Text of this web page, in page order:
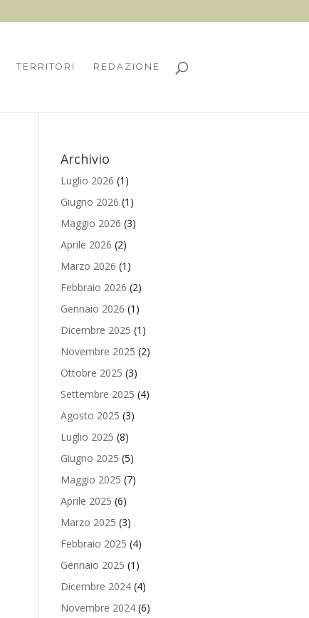
TERRITORI REDAZIONE
Archivio
Luglio 2026 (1)
Giugno 2026 (1)
Maggio 2026 (3)
Aprile 2026 (2)
Marzo 2026 (1)
Febbraio 2026 (2)
Gennaio 2026 (1)
Dicembre 2025 (1)
Novembre 2025 (2)
Ottobre 2025 (3)
Settembre 2025 (4)
Agosto 2025 (3)
Luglio 2025 (8)
Giugno 2025 (5)
Maggio 2025 (7)
Aprile 2025 (6)
Marzo 2025 (3)
Febbraio 2025 (4)
Gennaio 2025 (1)
Dicembre 2024(4)
Novembre 2024(6)